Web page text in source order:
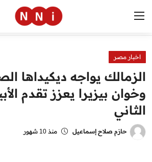
الرئيسية
اخبار مصر
العالم
الرياضة
اخبار مصر
الزمالك يواجه ديكيداها
وخوان بيزيرا يعزز تقدم
الثاني
حازم صلاح إسماعيل منذ 10 شهور